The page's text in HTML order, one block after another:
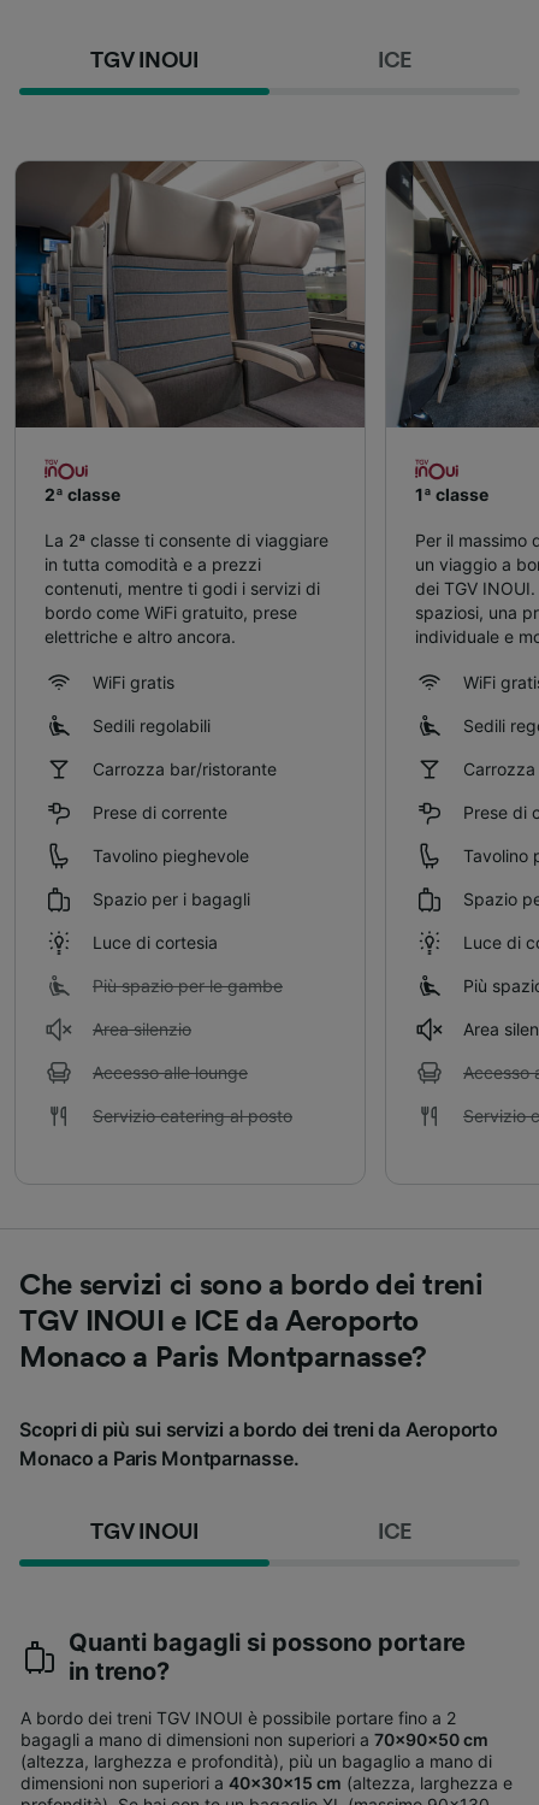
TGV INOUI ICE
2ª classe
La 2ª classe ti consente di viaggiare
in tutta comodità e a prezzi
contenuti, mentre ti godi i servizi di
bordo come WiFi gratuito, prese
elettriche e altro ancora.
WiFi gratis
Sedili regolabili
Carrozza bar/ristorante
Prese di corrente
Tavolino pieghevole
Spazio per i bagagli
Luce di cortesia
Più spazio per le gambe
Area silenzio
Accesso alle lounge
Servizio catering al posto
1ª classe
Per il massimo
un viaggio a
dei TGV
spaziosi, una
individuale e
WiFi
Sedili
Prese di
Tavolino
Spazio
Luce di
Più
Area
Accesso
Servizio
Che servizi ci sono a bordo dei treni
TGV INOUI e ICE da Aeroporto
Monaco a Paris Montparnasse?
Scopri di più sui servizi a bordo dei treni da Aeroporto
Monaco a Paris Montparnasse.
TGV INOUI ICE
Quanti bagagli si possono portare
in treno?
A bordo dei treni TGV INOUI è possibile portare fino a 2
bagagli a mano di dimensioni non superiori a 70x90x50 cm
(altezza, larghezza e profondità), più un bagaglio a mano di
dimensioni non superiori a 40x30x15 cm (altezza, larghezza e